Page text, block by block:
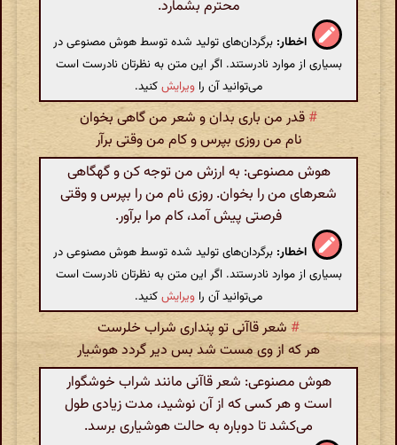
محترم بشمارد.
اخطار: برگردان‌های تولید شده توسط هوش مصنوعی در
بسیاری از موارد نادرستند. اگر این متن به نظرتان نادرست است
می‌توانید آن را ویرایشکنید.
# قدر من باری بدان و شعر من گاهی بخوان
نام من روزی بپرس و کام من وقتی برآر
هوش مصنوعی: به ارزش من توجه کن و گهگاهی
شعرهای من را بخوان. روزی نام من را بپرس و وقتی
فرصتی پیش آمد، کام مرا برآور.
اخطار: برگردان‌های تولید شده توسط هوش مصنوعی در
بسیاری از موارد نادرستند. اگر این متن به نظرتان نادرست است
می‌توانید آن را ویرایشکنید.
#شعر قاآنی تو پنداری شراب خلرست
هر که از وی مست شد بس دیر گردد هوشیار
هوش مصنوعی: شعر قاآنی مانند شراب خوشگوار
است و هر کسی که از آن نوشید، مدت زیادی طول
می‌کشد تا دوباره به حالت هوشیاری برسد.